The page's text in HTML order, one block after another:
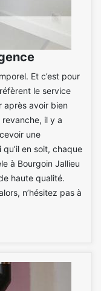
Et c’est pour
le service
après avoir bien
il y a
une
en soit, chaque
à Bourgoin Jallieu
haute qualité.
n’hésitez pas à